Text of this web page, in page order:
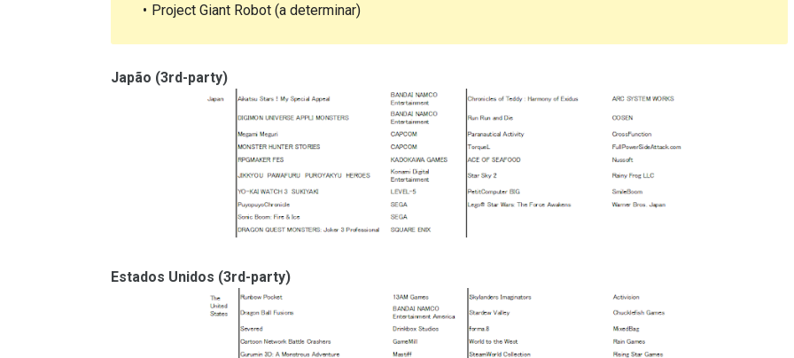
Project Giant Robot (a determinar)
Japão (3rd-party)
Estados Unidos (3rd-party)